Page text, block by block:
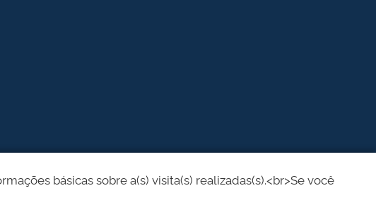
básicas sobre a(s) visita(s) realizadas(s).<br>Se você